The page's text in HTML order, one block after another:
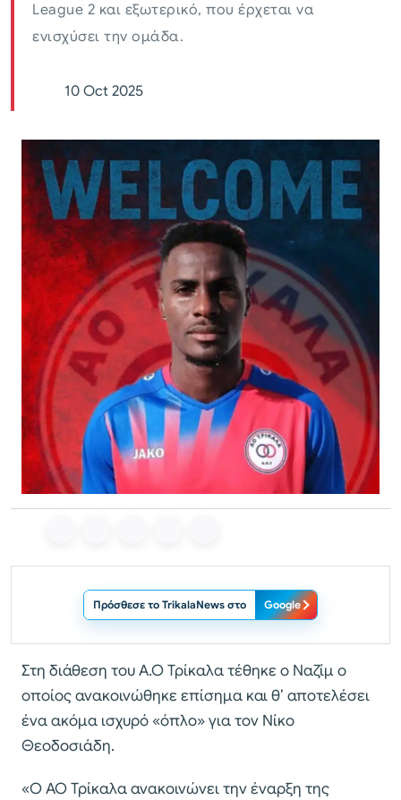
League 2 και εξωτερικό, που έρχεται να
ενισχύσει την ομάδα.
10 Oct 2025
Πρόσθεσε το TrikalaNews στο Google
Στη διάθεση του Α.Ο Τρίκαλα τέθηκε ο Ναζίμ ο
οποίος ανακοινώθηκε επίσημα και θ’ αποτελέσει
ένα ακόμα ισχυρό «όπλο» για τον Νίκο
Θεοδοσιάδη.
«Ο ΑΟ Τρίκαλα ανακοινώνει την έναρξη της